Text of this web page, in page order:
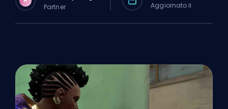
Partner Aggiornato il